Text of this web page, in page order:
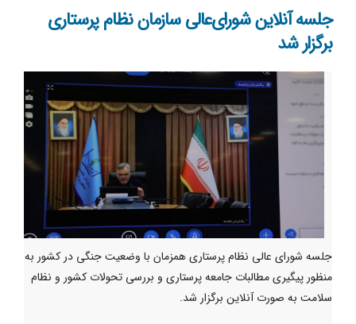
جلسه آنلاین شورای‌عالی سازمان نظام پرستاری
برگزار شد
جلسه شورای عالی نظام پرستاری همزمان با وضعیت جنگی در کشور به
منظور پیگیری مطالبات جامعه پرستاری و بررسی تحولات کشور و نظام
سلامت به صورت آنلاین برگزار شد.